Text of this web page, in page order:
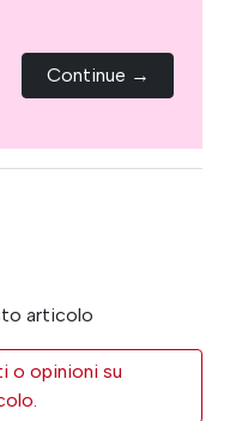
Continue →
articolo
o opinioni su